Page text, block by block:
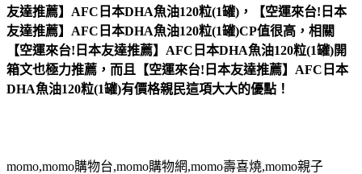
友達推薦】AFC日本DHA魚油120粒(1罐)，【空運來台!日本
友達推薦】AFC日本DHA魚油120粒(1罐)CP值很高，相關
【空運來台!日本友達推薦】AFC日本DHA魚油120粒(1罐)開
箱文也極力推薦，而且【空運來台!日本友達推薦】AFC日本
DHA魚油120粒(1罐)有價格親民這項大大的優點！
momo,momo購物台,momo購物網,momo壽喜燒,momo親子